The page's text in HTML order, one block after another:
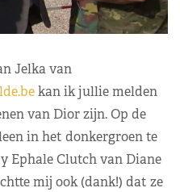
Jelka van
kan ik jullie melden
van Dior zijn. Op de
in het donkergroen te
Ephale Clutch van Diane
mij ook (dank!) dat ze